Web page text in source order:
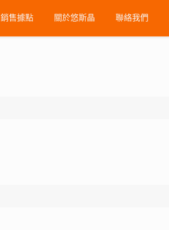
銷售據點 關於悠斯晶 聯絡我們